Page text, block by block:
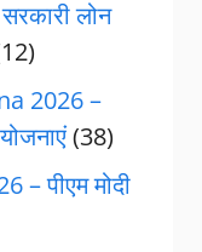
लोन
2026 –
(38)
पीएम मोदी